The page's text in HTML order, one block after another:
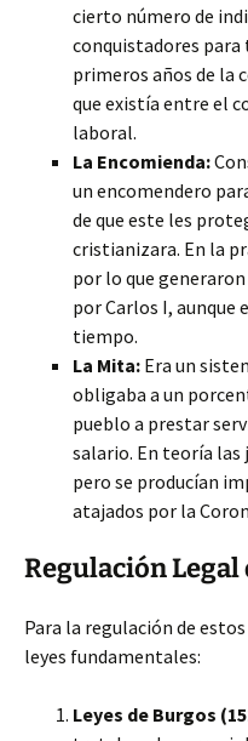
cierto número de
conquistadores para
primeros años de la
que existía entre el
laboral.
La Encomienda:
un encomendero
de que este les
cristianizara. En la
por lo que
por Carlos I, aunque
tiempo.
La Mita: Era un
obligaba a un
pueblo a prestar
salario. En teoría las
pero se producían
atajados por la
Regulación Legal
Para la regulación de
leyes fundamentales:
Leyes de Burgos